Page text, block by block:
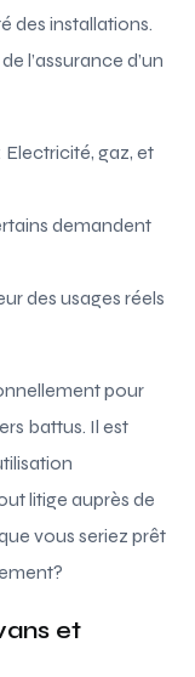
des installations.
l’assurance d’un
Electricité, gaz, et
demandent
des usages réels
pour
battus. Il est
litige auprès de
vous seriez prêt
et